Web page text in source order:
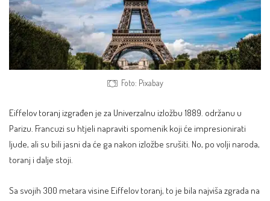
Foto: Pixabay
Eiffelov toranj izgrađen je za Univerzalnu izložbu 1889. održanu u
Parizu. Francuzi su htjeli napraviti spomenik koji će impresionirati
ljude, ali su bili jasni da će ga nakon izložbe srušiti. No, po volji naroda,
toranj i dalje stoji.
Sa svojih 300 metara visine Eiffelov toranj, to je bila najviša zgrada na